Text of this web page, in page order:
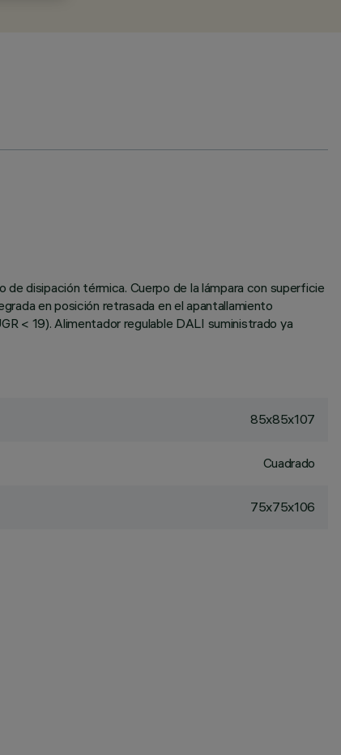
disipación térmica. Cuerpo de la lámpara con superficie
en posición retrasada en el apantallamiento
< 19). Alimentador regulable DALI suministrado ya
85x85x107
Cuadrado
75x75x106